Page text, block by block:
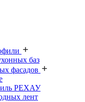
баз
фасадов
РЕХАУ
лент